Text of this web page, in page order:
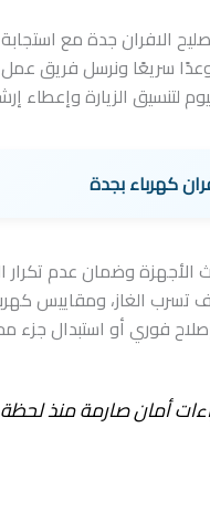
الافران جدة مع
سريعًا ونرسل فريق
لتنسيق الزيارة وإعطاء
كهرباء بجدة
وضمان عدم تكرار
الغاز، ومقاييس
فوري أو استبدال جزء
أمان صارمة منذ